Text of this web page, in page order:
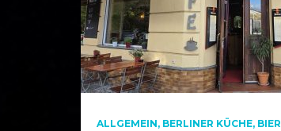
ALLGEMEIN BERLINER KÜCHE BIER